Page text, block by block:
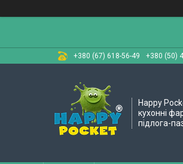
+380 (67) 618-56-49 +380 (50)
Happy
кухонні
підлога-